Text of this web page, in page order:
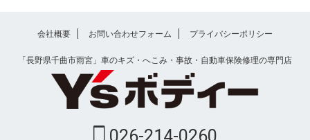
会社概要 お問い合わせフォーム プライバシーポリシー
「長野県千曲市雨宮」車のキズ・へこみ・事故・自動車保険修理の専門店